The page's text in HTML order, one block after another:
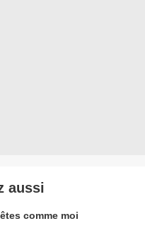
aussi
comme moi